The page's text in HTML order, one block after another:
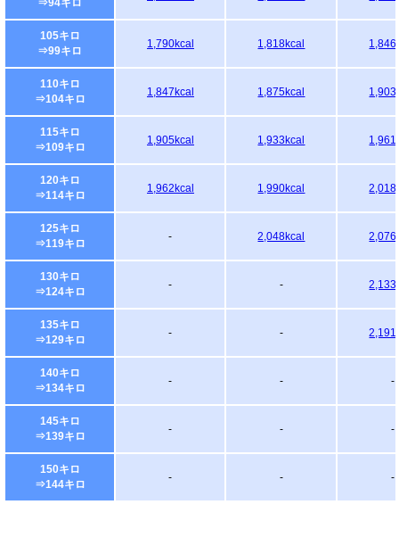
⇒94キロ
105キロ
⇒99キロ
1,790kcal 1,818kcal
110キロ
⇒104キロ
1,847kcal 1,875kcal
115キロ
⇒109キロ
1,905kcal 1,933kcal
120キロ
⇒114キロ
1,962kcal 1,990kcal
125キロ
⇒119キロ
- 2,048kcal
130キロ
⇒124キロ
- -
135キロ
⇒129キロ
- -
140キロ
⇒134キロ
- - -
145キロ
⇒139キロ
- - -
150キロ
⇒144キロ
- - -